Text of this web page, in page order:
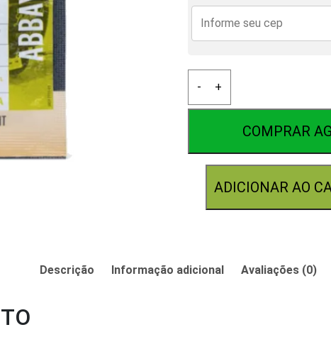
-
Abbaye
Lallemand
+
COMPRAR
ADICIONAR AO
Descrição Informação adicional Avaliações (0)